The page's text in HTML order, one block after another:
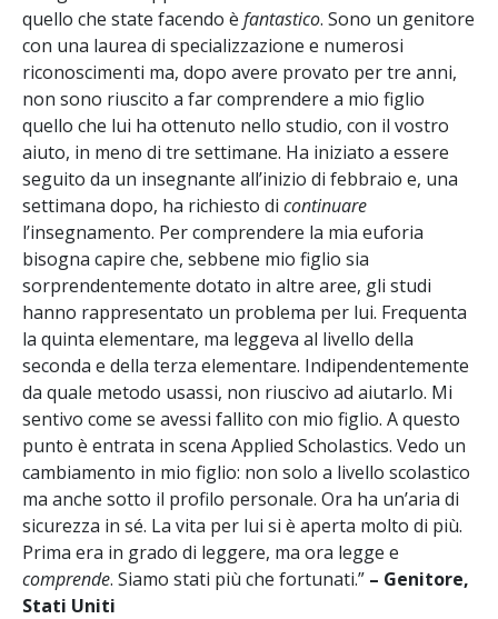
quello che state facendo è fantastico. Sono un genitore
con una laurea di specializzazione e numerosi
riconoscimenti ma, dopo avere provato per tre anni,
non sono riuscito a far comprendere a mio figlio
quello che lui ha ottenuto nello studio, con il vostro
aiuto, in meno di tre settimane. Ha iniziato a essere
seguito da un insegnante all’inizio di febbraio e, una
settimana dopo, ha richiesto di continuare
l’insegnamento. Per comprendere la mia euforia
bisogna capire che, sebbene mio figlio sia
sorprendentemente dotato in altre aree, gli studi
hanno rappresentato un problema per lui. Frequenta
la quinta elementare, ma leggeva al livello della
seconda e della terza elementare. Indipendentemente
da quale metodo usassi, non riuscivo ad aiutarlo. Mi
sentivo come se avessi fallito con mio figlio. A questo
punto è entrata in scena Applied Scholastics. Vedo un
cambiamento in mio figlio: non solo a livello scolastico
ma anche sotto il profilo personale. Ora ha un’aria di
sicurezza in sé. La vita per lui si è aperta molto di più.
Prima era in grado di leggere, ma ora legge e
comprende. Siamo stati più che fortunati.” – Genitore,
Stati Uniti